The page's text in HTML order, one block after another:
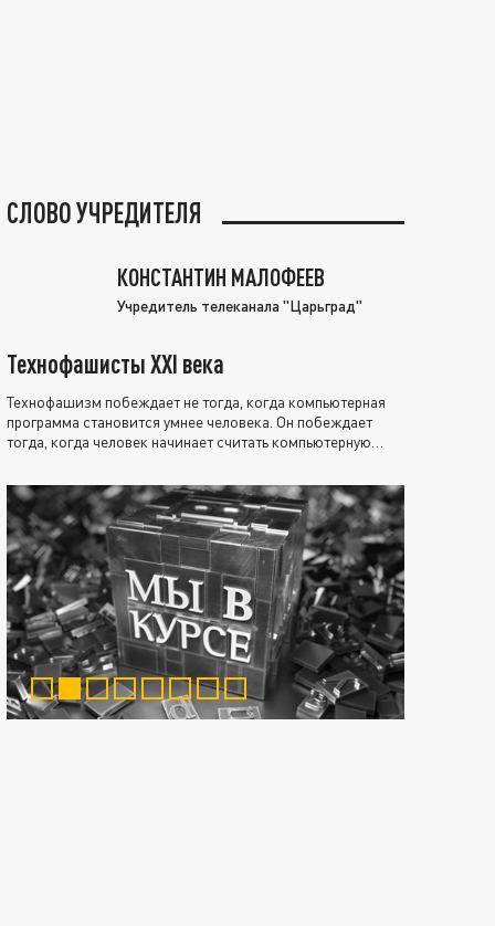
СЛОВО УЧРЕДИТЕЛЯ
КОНСТАНТИН МАЛОФЕЕВ
Учредитель телеканала "Царьград"
Технофашисты XXI века
Технофашизм побеждает не тогда, когда компьютерная
программа становится умнее человека. Он побеждает
тогда, когда человек начинает считать компьютерную